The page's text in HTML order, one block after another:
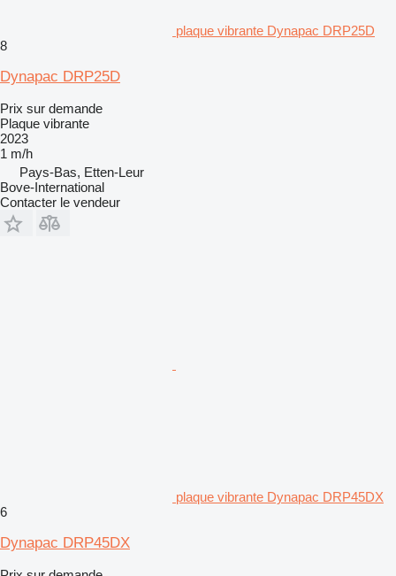
plaque vibrante Dynapac DRP25D
8
Dynapac DRP25D
Prix sur demande
Plaque vibrante
2023
1 m/h
Pays-Bas, Etten-Leur
Bove-International
Contacter le vendeur
plaque vibrante Dynapac DRP45DX
6
Dynapac DRP45DX